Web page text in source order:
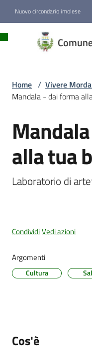
Nuovo circondario imolese
di
Novità
Servizi
Vivere
PNRR
Home / Vivere
Mandala - dai forma
Salta al contenuto
alla tua
Laboratorio di
CondividiVedi azioni
Argomenti
Cultura
Cos'è